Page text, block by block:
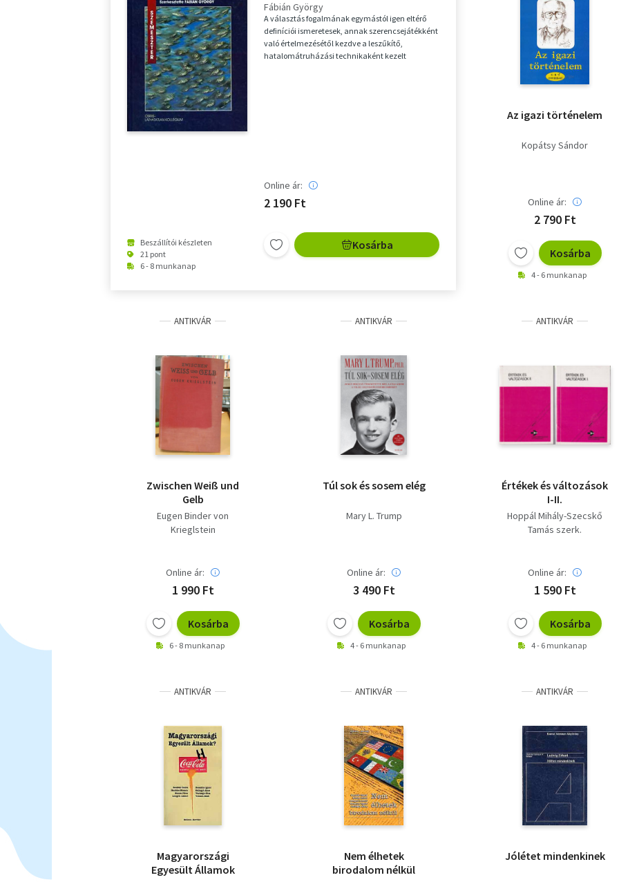
Beszállítói készleten
21 pont
6 - 8 munkanap
Fábián György
A választás fogalmának egymástól igen eltérő
definíciói ismeretesek, annak szerencsejátékként
való értelmezésétől kezdve a leszűkítő,
hatalomátruházási technikaként kezelt
Online ár:
2 190 Ft
Kosárba
Az igazi történelem
Kopátsy Sándor
Online ár:
2 790 Ft
Kosárba
4 - 6 munkanap
ANTIKVÁR
Zwischen Weiß und
Gelb
Eugen Binder von
Krieglstein
Online ár:
1 990 Ft
Kosárba
6 - 8 munkanap
ANTIKVÁR
Túl sok és sosem elég
Mary L. Trump
Online ár:
3 490 Ft
Kosárba
4 - 6 munkanap
ANTIKVÁR
Értékek és változások
I-II.
Hoppál Mihály-Szecskő
Tamás szerk.
Online ár:
1 590 Ft
Kosárba
4 - 6 munkanap
ANTIKVÁR
Magyarországi
Egyesült Államok
ANTIKVÁR
Nem élhetek
birodalom nélkül
ANTIKVÁR
Jólétet mindenkinek